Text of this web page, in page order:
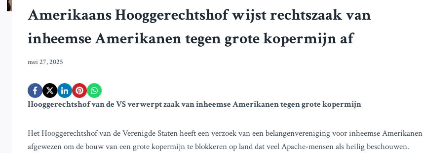
Amerikaans Hooggerechtshof wijst rechtszaak van
inheemse Amerikanen tegen grote kopermijn af
mei 27, 2025
Hooggerechtshof van de VS verwerpt zaak van inheemse Amerikanen tegen grote kopermijn
Het Hooggerechtshof van de Verenigde Staten heeft een verzoek van een belangenvereniging voor inheemse Amerikanen
afgewezen om de bouw van een grote kopermijn te blokkeren op land dat veel Apache-mensen als heilig beschouwen.